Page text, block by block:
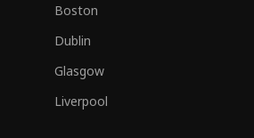
Boston
Dublin
Glasgow
Liverpool